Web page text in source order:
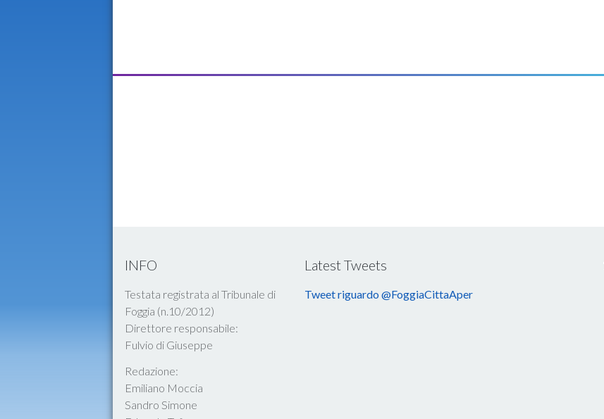
INFO
Testata registrata al Tribunale di
Foggia (n.10/2012)
Direttore responsabile:
Fulvio di Giuseppe
Redazione:
Emiliano Moccia
Sandro Simone
Latest Tweets
Tweet riguardo @FoggiaCittaAper